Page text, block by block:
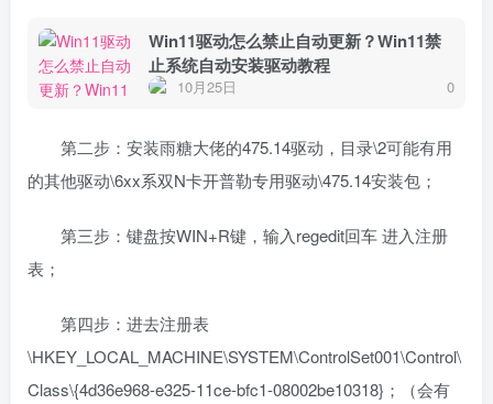
Win11驱动怎么禁止自动更新？Win11禁
止系统自动安装驱动教程
10月25日 0
第二步：安装雨糖大佬的475.14驱动，目录\2可能有用
的其他驱动\6xx系双N卡开普勒专用驱动\475.14安装包；
第三步：键盘按WIN+R键，输入regedit回车 进入注册
表；
第四步：进去注册表
\HKEY_LOCAL_MACHINE\SYSTEM\ControlSet001\Control\
Class\{4d36e968-e325-11ce-bfc1-08002be10318}；（会有